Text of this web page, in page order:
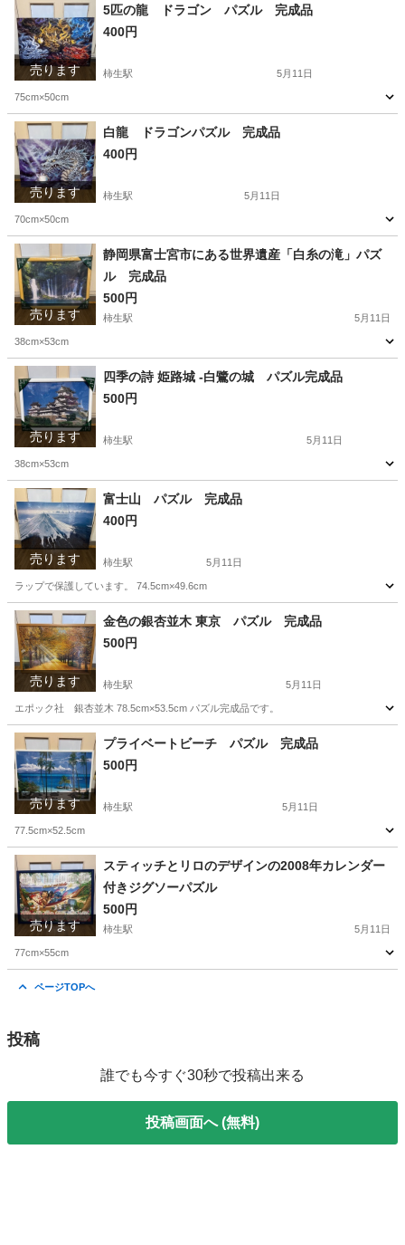
神奈川 川崎市 柿生駅 その他 トイザらス
売ります
5匹の龍 ドラゴン パズル 完成品
400円
柿生駅 5月11日
75cm×50cm
神奈川 川崎市 柿生駅 パズル ドラゴン
売ります
白龍 ドラゴンパズル 完成品
400円
柿生駅 5月11日
70cm×50cm
神奈川 川崎市 柿生駅 パズル ドラゴン
売ります
静岡県富士宮市にある世界遺産「白糸の滝」パズ
ル 完成品
500円
柿生駅 5月11日
38cm×53cm
神奈川 川崎市 柿生駅 パズル
売ります
四季の詩 姫路城 -白鷺の城 パズル完成品
500円
柿生駅 5月11日
38cm×53cm
神奈川 川崎市 柿生駅 パズル 四季
売ります
富士山 パズル 完成品
400円
柿生駅 5月11日
ラップで保護しています。 74.5cm×49.6cm
神奈川 川崎市 柿生駅 パズル
売ります
金色の銀杏並木 東京 パズル 完成品
500円
柿生駅 5月11日
エポック社 銀杏並木 78.5cm×53.5cm パズル完成品です。
神奈川 川崎市 柿生駅 パズル 銀杏
売ります
プライベートビーチ パズル 完成品
500円
柿生駅 5月11日
77.5cm×52.5cm
神奈川 川崎市 パズル
売ります
スティッチとリロのデザインの2008年カレンダー
付きジグソーパズル
500円
柿生駅 5月11日
77cm×55cm
ページTOPへ
投稿
誰でも今すぐ30秒で投稿出来る
投稿画面へ (無料)